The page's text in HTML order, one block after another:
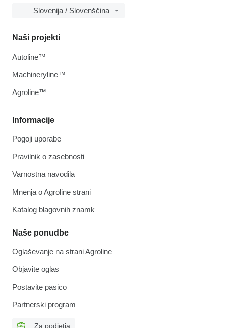
Slovenija / Slovenščina
Informacije
Pogoji uporabe
Pravilnik o zasebnosti
Varnostna navodila
Mnenja o Agroline strani
Katalog blagovnih znamk
Naše ponudbe
Oglaševanje na strani Agroline
Objavite oglas
Postavite pasico
Partnerski program
Za podjetja
Naši projekti
Autoline™
Machineryline™
Agroline™